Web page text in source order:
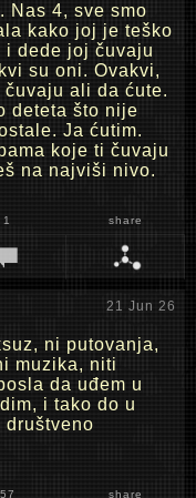
Nas 4, sve smo
kako joj je teško
i dede joj čuvaju
su oni. Ovakvi,
ali da ćute.
deteta što nije
Ja ćutim.
koje ti čuvaju
na najviši nivo.
1 share
21 Jun 26
ni putovanja,
muzika, niti
da uđem u
i tako do u
društveno
57 share